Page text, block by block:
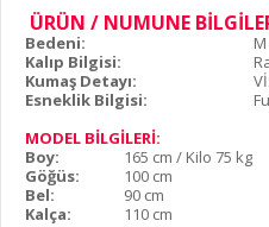
ÜRÜN / NUMUNE
Bedeni:
Kalıp Bilgisi:
Kumaş Detayı:
Esneklik Bilgisi:
MODEL BİLGİLERİ:
Boy:
165 cm / Kilo 75 kg
Göğüs:
100 cm
Bel:
90 cm
Kalça:
110 cm